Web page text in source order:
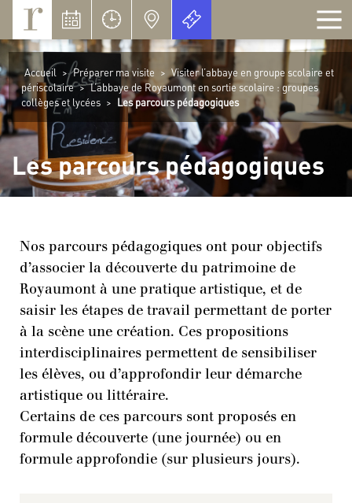
Accueil > Préparer ma visite > Visiter l’abbaye en groupe scolaire et
périscolaire > L’abbaye de Royaumont en sortie scolaire : groupes
collèges et lycées > Les parcours pédagogiques
Les parcours pédagogiques
Nos parcours pédagogiques ont pour objectifs
d’associer la découverte du patrimoine de
Royaumont à une pratique artistique, et de
saisir les étapes de travail permettant de porter
à la scène une création. Ces propositions
interdisciplinaires permettent de sensibiliser
les élèves, ou d’approfondir leur démarche
artistique ou littéraire.
Certains de ces parcours sont proposés en
formule découverte (une journée) ou en
formule approfondie (sur plusieurs jours).
Panneau de gestion des cookies